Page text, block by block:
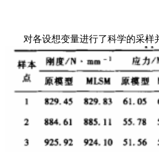
对各设想变量进行了科学的采样